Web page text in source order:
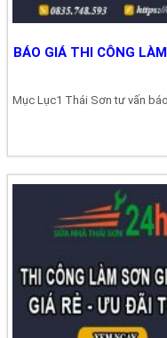
BÁO GIÁ THI CÔNG
Mục Lục1 Thái Sơn tư vấn